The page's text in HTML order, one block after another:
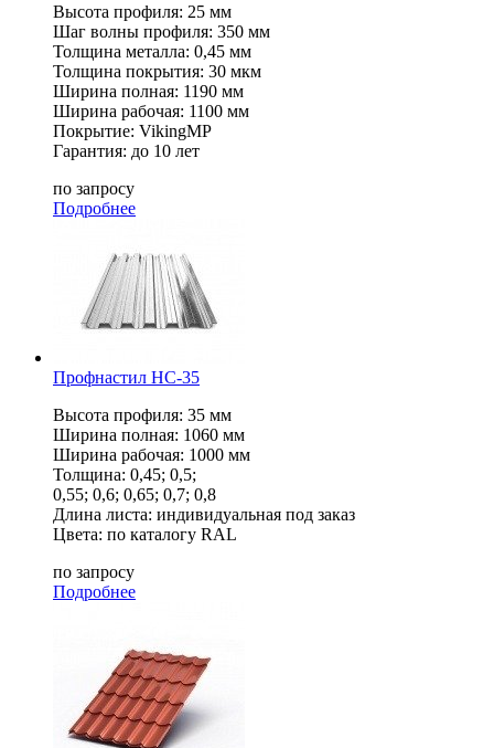
Высота профиля: 25 мм
Шаг волны профиля: 350 мм
Толщина металла: 0,45 мм
Толщина покрытия: 30 мкм
Ширина полная: 1190 мм
Ширина рабочая: 1100 мм
Покрытие: VikingMP
Гарантия: до 10 лет
по запросу
Подробнее
Профнастил НС-35
Высота профиля: 35 мм
Ширина полная: 1060 мм
Ширина рабочая: 1000 мм
Толщина: 0,45; 0,5;
0,55; 0,6; 0,65; 0,7; 0,8
Длина листа: индивидуальная под заказ
Цвета: по каталогу RAL
по запросу
Подробнее